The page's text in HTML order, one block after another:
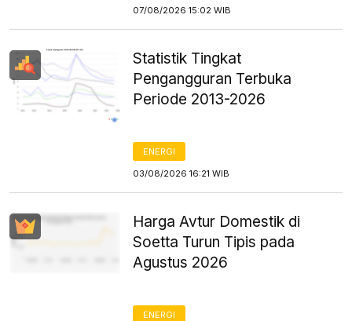
07/08/2026 15:02 WIB
Statistik Tingkat
Pengangguran Terbuka
Periode 2013-2026
ENERGI
03/08/2026 16:21 WIB
Harga Avtur Domestik di
Soetta Turun Tipis pada
Agustus 2026
ENERGI